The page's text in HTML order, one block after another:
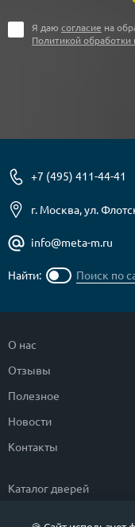
Я даю согласие на
Политикой
+7 (495) 411-44-41
г. Москва, ул.
info@meta-m.ru
Найти:
О нас
Отзывы
Полезное
Новости
Контакты
Каталог дверей